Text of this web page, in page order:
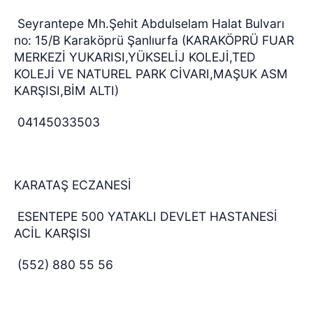
Seyrantepe Mh.Şehit Abdulselam Halat Bulvarı
no: 15/B Karaköprü Şanlıurfa (KARAKÖPRÜ FUAR
MERKEZİ YUKARISI,YÜKSELİJ KOLEJİ,TED
KOLEJİ VE NATUREL PARK CİVARI,MAŞUK ASM
KARŞISI,BİM ALTI)
04145033503
KARATAŞ ECZANESİ
ESENTEPE 500 YATAKLI DEVLET HASTANESİ
ACİL KARŞISI
(552) 880 55 56